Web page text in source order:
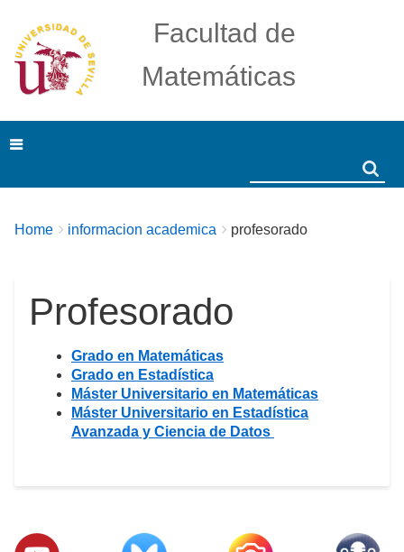
Facultad de
Matemáticas
Breadcrumbs
You
Home informacion academica profesorado
Profesorado
Grado en Matemáticas
Grado en Estadística
Máster Universitario en Matemáticas
Máster Universitario en Estadística
Avanzada y Ciencia de Datos